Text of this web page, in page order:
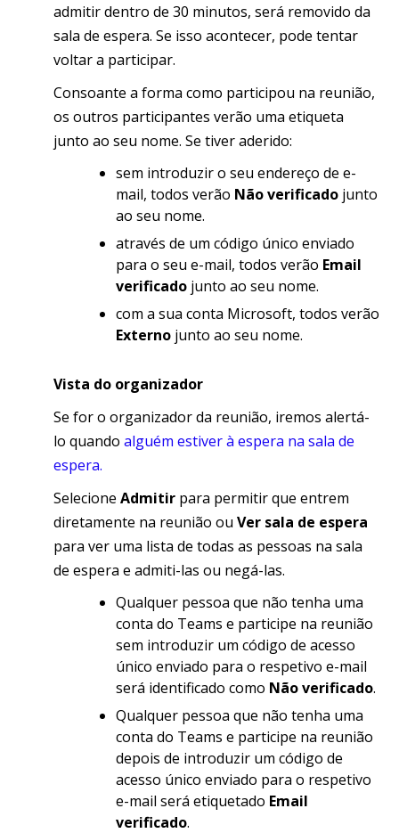
admitir dentro de 30 minutos, será removido da
sala de espera. Se isso acontecer, pode tentar
voltar a participar.
Consoante a forma como participou na reunião,
os outros participantes verão uma etiqueta
junto ao seu nome. Se tiver aderido:
sem introduzir o seu endereço de e-
mail, todos verão Não verificado junto
ao seu nome.
através de um código único enviado
para o seu e-mail, todos verão Email
verificado junto ao seu nome.
com a sua conta Microsoft, todos verão
Externo junto ao seu nome.
Vista do organizador
Se for o organizador da reunião, iremos alertá-
lo quando alguém estiver à espera na sala de
espera.
Selecione Admitir para permitir que entrem
diretamente na reunião ou Ver sala de espera
para ver uma lista de todas as pessoas na sala
de espera e admiti-las ou negá-las.
Qualquer pessoa que não tenha uma
conta do Teams e participe na reunião
sem introduzir um código de acesso
único enviado para o respetivo e-mail
será identificado como Não verificado.
Qualquer pessoa que não tenha uma
conta do Teams e participe na reunião
depois de introduzir um código de
acesso único enviado para o respetivo
e-mail será etiquetado Email
verificado.